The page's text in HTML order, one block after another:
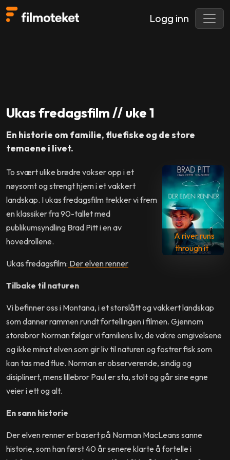
Logg inn
Ukas fredagsfilm // uke 1
En historie om familie, fluefiske og de store
temaene i livet.
A river runs
through it
To svært ulike brødre vokser opp i et
nøysomt og strengt hjem i et vakkert
landskap. I ukas fredagsfilm trekker vi frem
en klassiker fra 90-tallet med
publikumsyndling Brad Pitt i en av
hovedrollene.
Ukas fredagsfilm: Der elven renner
Tilbake til naturen
Vi befinner oss i Montana, i et storslått og vakkert landskap
som danner rammen rundt fortellingen i filmen. Gjennom
storebror Norman følger vi familiens liv, de vakre omgivelsene
og ikke minst elven som gir liv til naturen og fostrer fisk som
kan tas med flue. Norman er observerende, sindig og
disiplinert, mens lillebror Paul er sta, stolt og går sine egne
veier i ett og alt.
En sann historie
Der elven renner er basert på Norman MacLeans sanne
historie, som han først 40 år senere klarte å fortelle i